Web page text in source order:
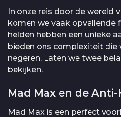
In onze reis door de wereld
komen we vaak opvallende
helden hebben een unieke
bieden ons complexiteit die
negeren. Laten we twee
bekijken.
Mad Max en de
Mad Max is een perfect